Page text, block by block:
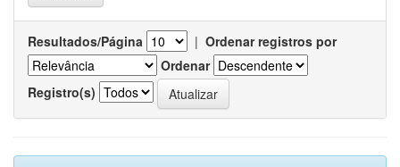
Resultados/Página | Ordenar registros por
Ordenar
Registro(s)